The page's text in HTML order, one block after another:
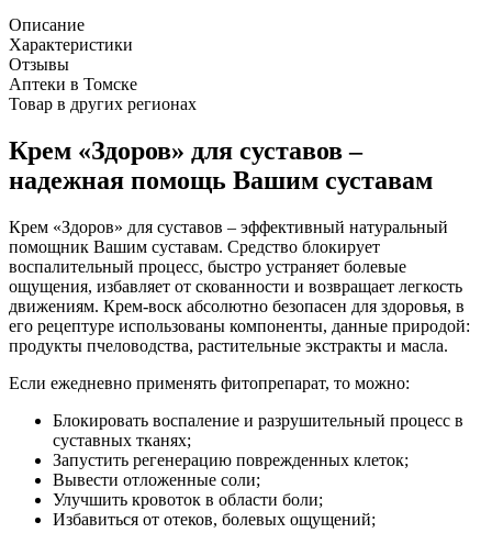
Описание
Характеристики
Отзывы
Аптеки в Томске
Товар в других регионах
Крем «Здоров» для суставов –
надежная помощь Вашим суставам
Крем «Здоров» для суставов – эффективный натуральный
помощник Вашим суставам. Средство блокирует
воспалительный процесс, быстро устраняет болевые
ощущения, избавляет от скованности и возвращает легкость
движениям. Крем-воск абсолютно безопасен для здоровья, в
его рецептуре использованы компоненты, данные природой:
продукты пчеловодства, растительные экстракты и масла.
Если ежедневно применять фитопрепарат, то можно:
Блокировать воспаление и разрушительный процесс в
суставных тканях;
Запустить регенерацию поврежденных клеток;
Вывести отложенные соли;
Улучшить кровоток в области боли;
Избавиться от отеков, болевых ощущений;